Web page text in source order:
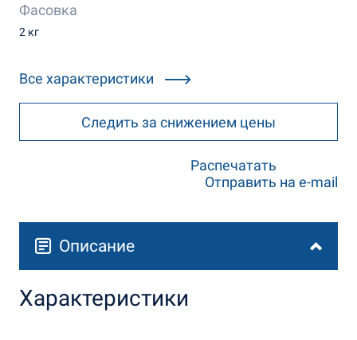
Фасовка
2 кг
Все характеристики
Следить за снижением цены
Распечатать
Отправить на e-mail
Описание
Характеристики